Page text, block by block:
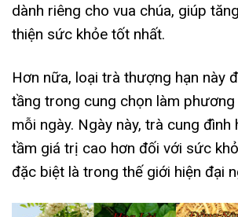
dành riêng cho vua chúa, giúp
thiện sức khỏe tốt nhất.
Hơn nữa, loại trà thượng hạn này
tầng trong cung chọn làm
mỗi ngày. Ngày này, trà cung đình
tầm giá trị cao hơn đối với sức
đặc biệt là trong thế giới hiện đại